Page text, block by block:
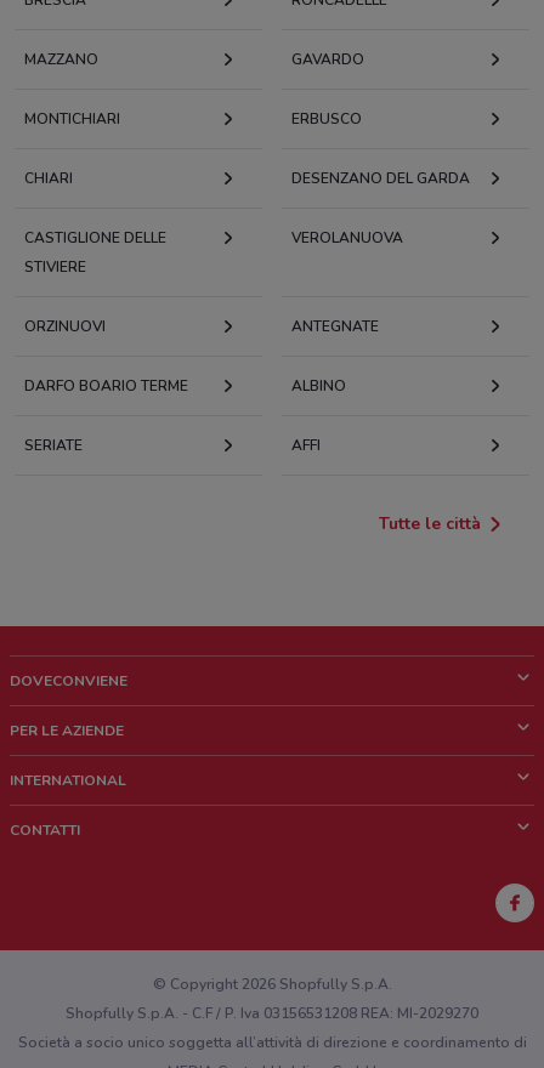
MAZZANO GAVARDO
MONTICHIARI ERBUSCO
CHIARI DESENZANO DEL GARDA
CASTIGLIONE DELLE
STIVIERE
VEROLANUOVA
ORZINUOVI ANTEGNATE
DARFO BOARIO TERME ALBINO
SERIATE AFFI
Tutte le città
DOVECONVIENE
Chi siamo
Lavora con noi
PER LE AZIENDE
Richieste commerciali e marketing
INTERNATIONAL
CONTATTI
Hai un malfunzionamento sul web o sull'app?
© Copyright 2026 Shopfully S.p.A.
Shopfully S.p.A. - C.F / P. Iva 03156531208 REA: MI-2029270
Società a socio unico soggetta all’attività di direzione e coordinamento di